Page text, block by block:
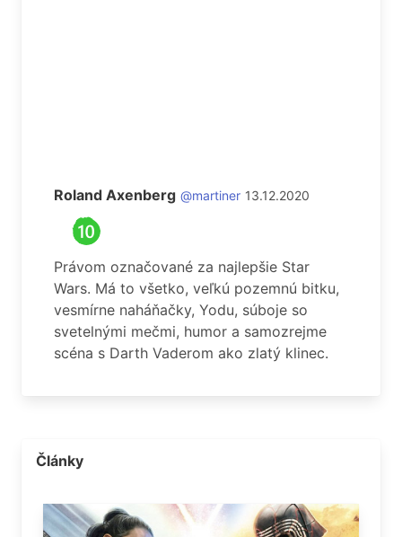
Roland Axenberg @martiner 13.12.2020
Právom označované za najlepšie Star
Wars. Má to všetko, veľkú pozemnú bitku,
vesmírne naháňačky, Yodu, súboje so
svetelnými mečmi, humor a samozrejme
scéna s Darth Vaderom ako zlatý klinec.
Články